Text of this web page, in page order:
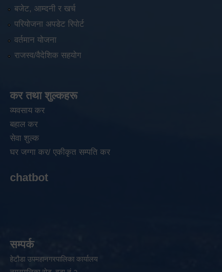
बजेट, आम्दनी र खर्च
परियोजना अपडेट रिपोर्ट
वर्तमान योजना
राजस्व/वैदेशिक सहयोग
कर तथा शुल्कहरू
व्यवसाय कर
बहाल कर
सेवा शुल्क
घर जग्गा कर/ एकीकृत सम्पति कर
chatbot
सम्पर्क
हेटौडा उपमहानगरपालिका कार्यालय